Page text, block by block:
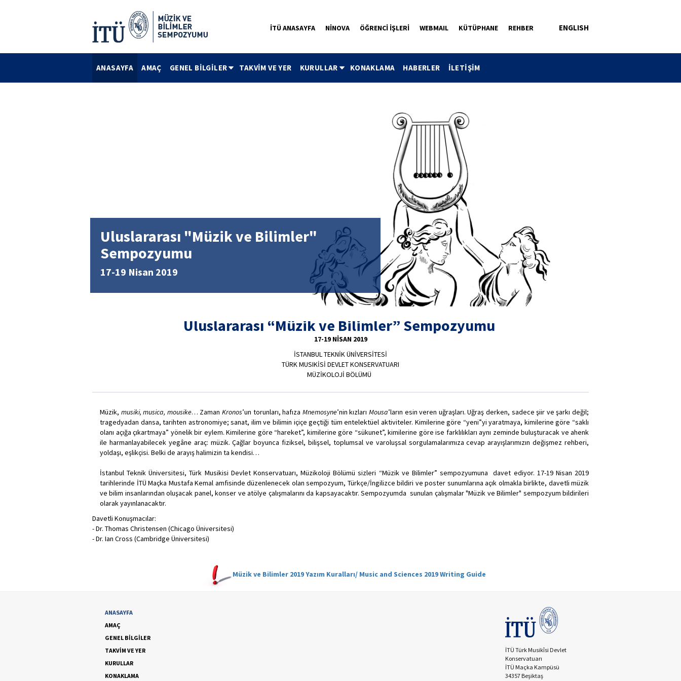
ENGLISH
İTÜ ANASAYFA NİNOVA ÖĞRENCİ İŞLERİ WEBMAIL KÜTÜPHANE REHBER
ANASAYFA AMAÇ GENEL BİLGİLER TAKVİM VE YER KURULLAR KONAKLAMA HABERLER İLETİŞİM
​Uluslararası "Müzik ve Bilimler"
Sempozyumu
17-19 Nisan 2019
Uluslararası “Müzik ve Bilimler” Sempozyumu
17-19 NİSAN 2019
İSTANBUL TEKNİK ÜNİVERSİTESİ
TÜRK MUSIKİSİ DEVLET KONSERVATUARI
MÜZİKOLOJİ BÖLÜMÜ
Müzik, musiki, musica, mousike… ZamanKronos’un torunları, hafıza Mnemosyne’nin kızlarıMousa’ların esin veren uğraşları. Uğraş derken, sadece şiir ve şarkı değil;
tragedyadan dansa, tarihten astronomiye; sanat, ilim ve bilimin içiçe geçtiği tüm entelektüel aktiviteler. Kimilerine göre “yeni”yi yaratmaya, kimilerine göre “saklı
olanı açığa çıkartmaya” yönelik bir eylem. Kimilerine göre “hareket”, kimilerine göre “sükunet”, kimilerine göre ise farklılıkları aynı zeminde buluşturacak ve ahenk
ile harmanlayabilecek yegâne araç: müzik. Çağlar boyunca fiziksel, bilişsel, toplumsal ve varoluşsal sorgulamalarımıza cevap arayışlarımızın değişmez rehberi,
yoldaşı, eşlikçisi. Belki de arayış halimizin ta kendisi…
İstanbul Teknik Üniversitesi, Türk Musikisi Devlet Konservatuarı, Müzikoloji Bölümü sizleri “Müzik ve Bilimler” sempozyumuna davet ediyor. 17-19 Nisan 2019
tarihlerinde İTÜ Maçka Mustafa Kemal amfisinde düzenlenecek olan sempozyum, Türkçe/İngilizce bildiri ve poster sunumlarına açık olmakla birlikte, davetli müzik
ve bilim insanlarından oluşacak panel, konser ve atölye çalışmalarını da kapsayacaktır. Sempozyumda sunulan çalışmalar "Müzik ve Bilimler" sempozyum bildirileri
olarak yayınlanacaktır.
Davetli Konuşmacılar:
- Dr. Thomas Christensen (Chicago Üniversitesi)
- Dr. Ian Cross (Cambridge Üniversitesi)
Müzik ve Bilimler 2019 Yazım Kuralları/ Music and Sciences 2019 Writing Guide
ANASAYFA
AMAÇ
GENEL BİLGİLER
TAKVİM VE YER
KURULLAR
KONAKLAMA
İTÜ Türk Musikîsi Devlet
Konservatuarı
İTÜ Maçka Kampüsü
34357 Beşiktaş